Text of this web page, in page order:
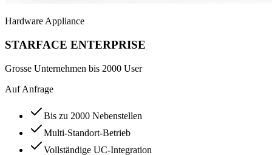
Hardware Appliance
STARFACE ENTERPRISE
Grosse Unternehmen bis 2000 User
Auf Anfrage
Bis zu 2000 Nebenstellen
Multi-Standort-Betrieb
Vollständige UC-Integration